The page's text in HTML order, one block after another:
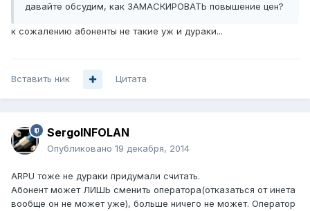
давайте обсудим, как ЗАМАСКИРОВАТЬ повышение цен?
к сожалению абоненты не такие уж и дураки...
Вставить ник Цитата
SergoINFOLAN
Опубликовано 19 декабря, 2014
ARPU тоже не дураки придумали считать.
Абонент может ЛИШЬ сменить оператора(отказаться от инета
вообще он не может уже), больше ничего не может. Оператор